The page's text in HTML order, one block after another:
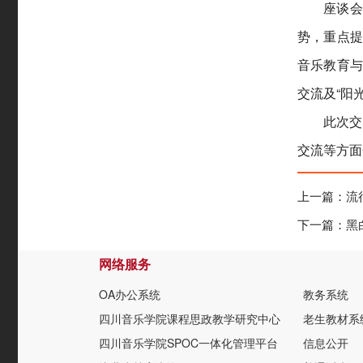
座谈
势，重点
音乐教育
交流及“阳
此次
交流等方
上一篇： 流
下一篇： 黑
网络服务
OA办公系统
教务系统
四川音乐学院课程思政教学研究中心
老生教材系
四川音乐学院SPOC一体化管理平台
信息公开